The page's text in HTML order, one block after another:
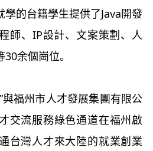
的台籍學生提供了Java開發
師、IP設計、文案策劃、人
余個崗位。
福州市人才發展集團有限公
交流服務綠色通道在福州啟
台灣人才來大陸的就業創業